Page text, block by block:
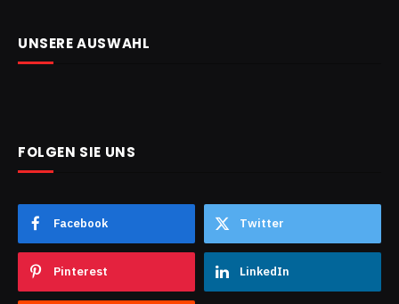
UNSERE AUSWAHL
FOLGEN SIE UNS
Facebook Twitter
Pinterest LinkedIn